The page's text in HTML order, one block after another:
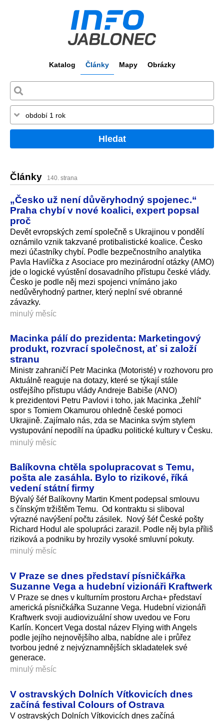
Katalog Články Mapy Obrázky
Hledat
Články 140. strana
„Česko už není důvěryhodný spojenec.“
Praha chybí v nové koalici, expert popsal
proč
Devět evropských zemí společně s Ukrajinou v pondělí
oznámilo vznik takzvané protibalistické koalice. Česko
mezi účastníky chybí. Podle bezpečnostního analytika
Pavla Havlíčka z Asociace pro mezinárodní otázky (AMO)
jde o logické vyústění dosavadního přístupu české vlády.
Česko je podle něj mezi spojenci vnímáno jako
nedůvěryhodný partner, který neplní své obranné
závazky.
minulý měsíc
Macinka pálí do prezidenta: Marketingový
produkt, rozvrací společnost, ať si založí
stranu
Ministr zahraničí Petr Macinka (Motoristé) v rozhovoru pro
Aktuálně reaguje na dotazy, které se týkají stále
ostřejšího přístupu vlády Andreje Babiše (ANO)
k prezidentovi Petru Pavlovi i toho, jak Macinka „žehlí“
spor s Tomiem Okamurou ohledně české pomoci
Ukrajině. Zajímalo nás, zda se Macinka svým stylem
vystupování nepodílí na úpadku politické kultury v Česku.
minulý měsíc
Balíkovna chtěla spolupracovat s Temu,
pošta ale zasáhla. Bylo to rizikové, říká
vedení státní firmy
Bývalý šéf Balíkovny Martin Kment podepsal smlouvu
s čínským tržištěm Temu. Od kontraktu si sliboval
výrazné navýšení počtu zásilek. Nový šéf České pošty
Richard Hodul ale spolupráci zarazil. Podle něj byla příliš
riziková a podniku by hrozily vysoké smluvní pokuty.
minulý měsíc
V Praze se dnes představí písničkářka
Suzanne Vega a hudební vizionáři Kraftwerk
V Praze se dnes v kulturním prostoru Archa+ představí
americká písničkářka Suzanne Vega. Hudební vizionáři
Kraftwerk svoji audiovizuální show uvedou ve Foru
Karlín. Koncert Vega dostal název Flying with Angels
podle jejího nejnovějšího alba, nabídne ale i průřez
tvorbou jedné z nejvýznamnějších skladatelek své
generace.
minulý měsíc
V ostravských Dolních Vítkovicích dnes
začíná festival Colours of Ostrava
V ostravských Dolních Vítkovicích dnes začíná